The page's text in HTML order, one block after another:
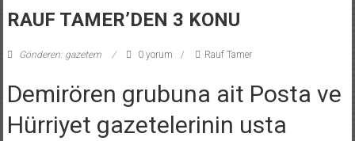
RAUF TAMER’DEN 3 KONU
Gönderen: gazetem 0 yorum Rauf Tamer
Demirören grubuna ait Posta ve
Hürriyet gazetelerinin usta